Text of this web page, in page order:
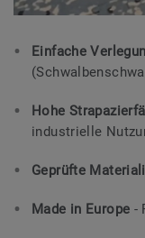
Einfache
Hohe
industrielle
Geprüfte
Made in Europe -